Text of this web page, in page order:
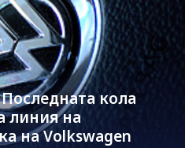
кола
линия на
на Volkswagen